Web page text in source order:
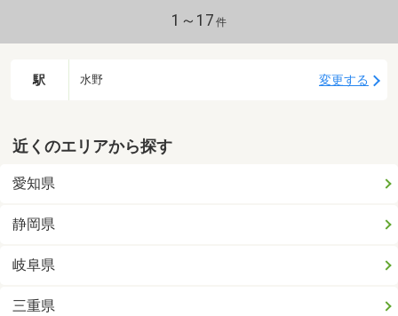
1～17 件
駅 水野 変更する
近くのエリアから探す
愛知県
静岡県
岐阜県
三重県